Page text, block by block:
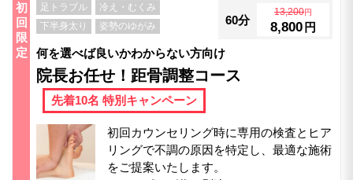
初
回
限
定
足トラブル
冷え・むくみ
下半身太り
姿勢のゆがみ 60分
13,200円
8,800 円
何を選べば良いかわからない方向け
院長お任せ！距骨調整コース
先着10名 特別キャンペーン
初回カウンセリング時に専用の検査とヒア
リングで不調の原因を特定し、最適な施術
をご提案いたします。